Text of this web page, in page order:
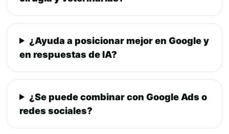
¿Ayuda a posicionar mejor en Google y
en respuestas de IA?
¿Se puede combinar con Google Ads o
redes sociales?